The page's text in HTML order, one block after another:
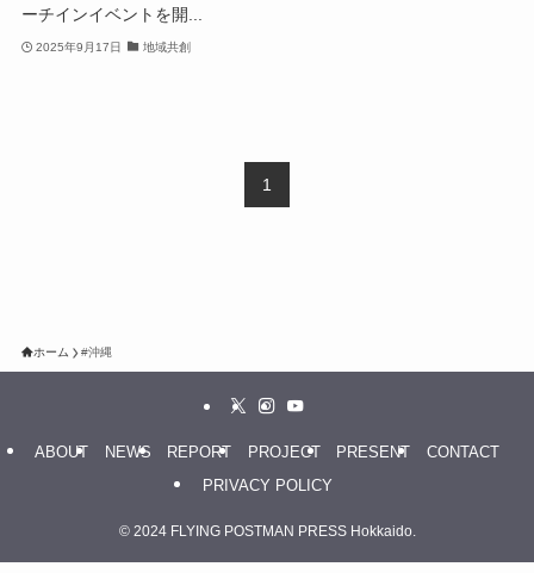
ーチインイベントを開...
2025年9月17日 地域共創
1
ホーム #沖縄
ABOUT NEWS REPORT PROJECT PRESENT
CONTACT
PRIVACY POLICY
©2024 FLYING POSTMAN PRESS Hokkaido.